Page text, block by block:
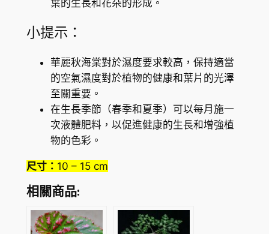
葉的生長和花朵的形成。
小提示：
華麗秋海棠對於濕度要求較高，保持適當
的空氣濕度對於植物的健康和葉片的光澤
至關重要。
在生長季節（春季和夏季）可以每月施一
次液體肥料，以促進健康的生長和增強植
物的色彩。
尺寸： 10 – 15 cm
相關商品: